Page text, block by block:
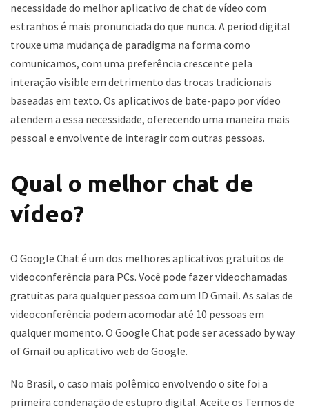
necessidade do melhor aplicativo de chat de vídeo com
estranhos é mais pronunciada do que nunca. A period digital
trouxe uma mudança de paradigma na forma como
comunicamos, com uma preferência crescente pela
interação visible em detrimento das trocas tradicionais
baseadas em texto. Os aplicativos de bate-papo por vídeo
atendem a essa necessidade, oferecendo uma maneira mais
pessoal e envolvente de interagir com outras pessoas.
Qual o melhor chat de
vídeo?
O Google Chat é um dos melhores aplicativos gratuitos de
videoconferência para PCs. Você pode fazer videochamadas
gratuitas para qualquer pessoa com um ID Gmail. As salas de
videoconferência podem acomodar até 10 pessoas em
qualquer momento. O Google Chat pode ser acessado by way
of Gmail ou aplicativo web do Google.
No Brasil, o caso mais polêmico envolvendo o site foi a
primeira condenação de estupro digital. Aceite os Termos de